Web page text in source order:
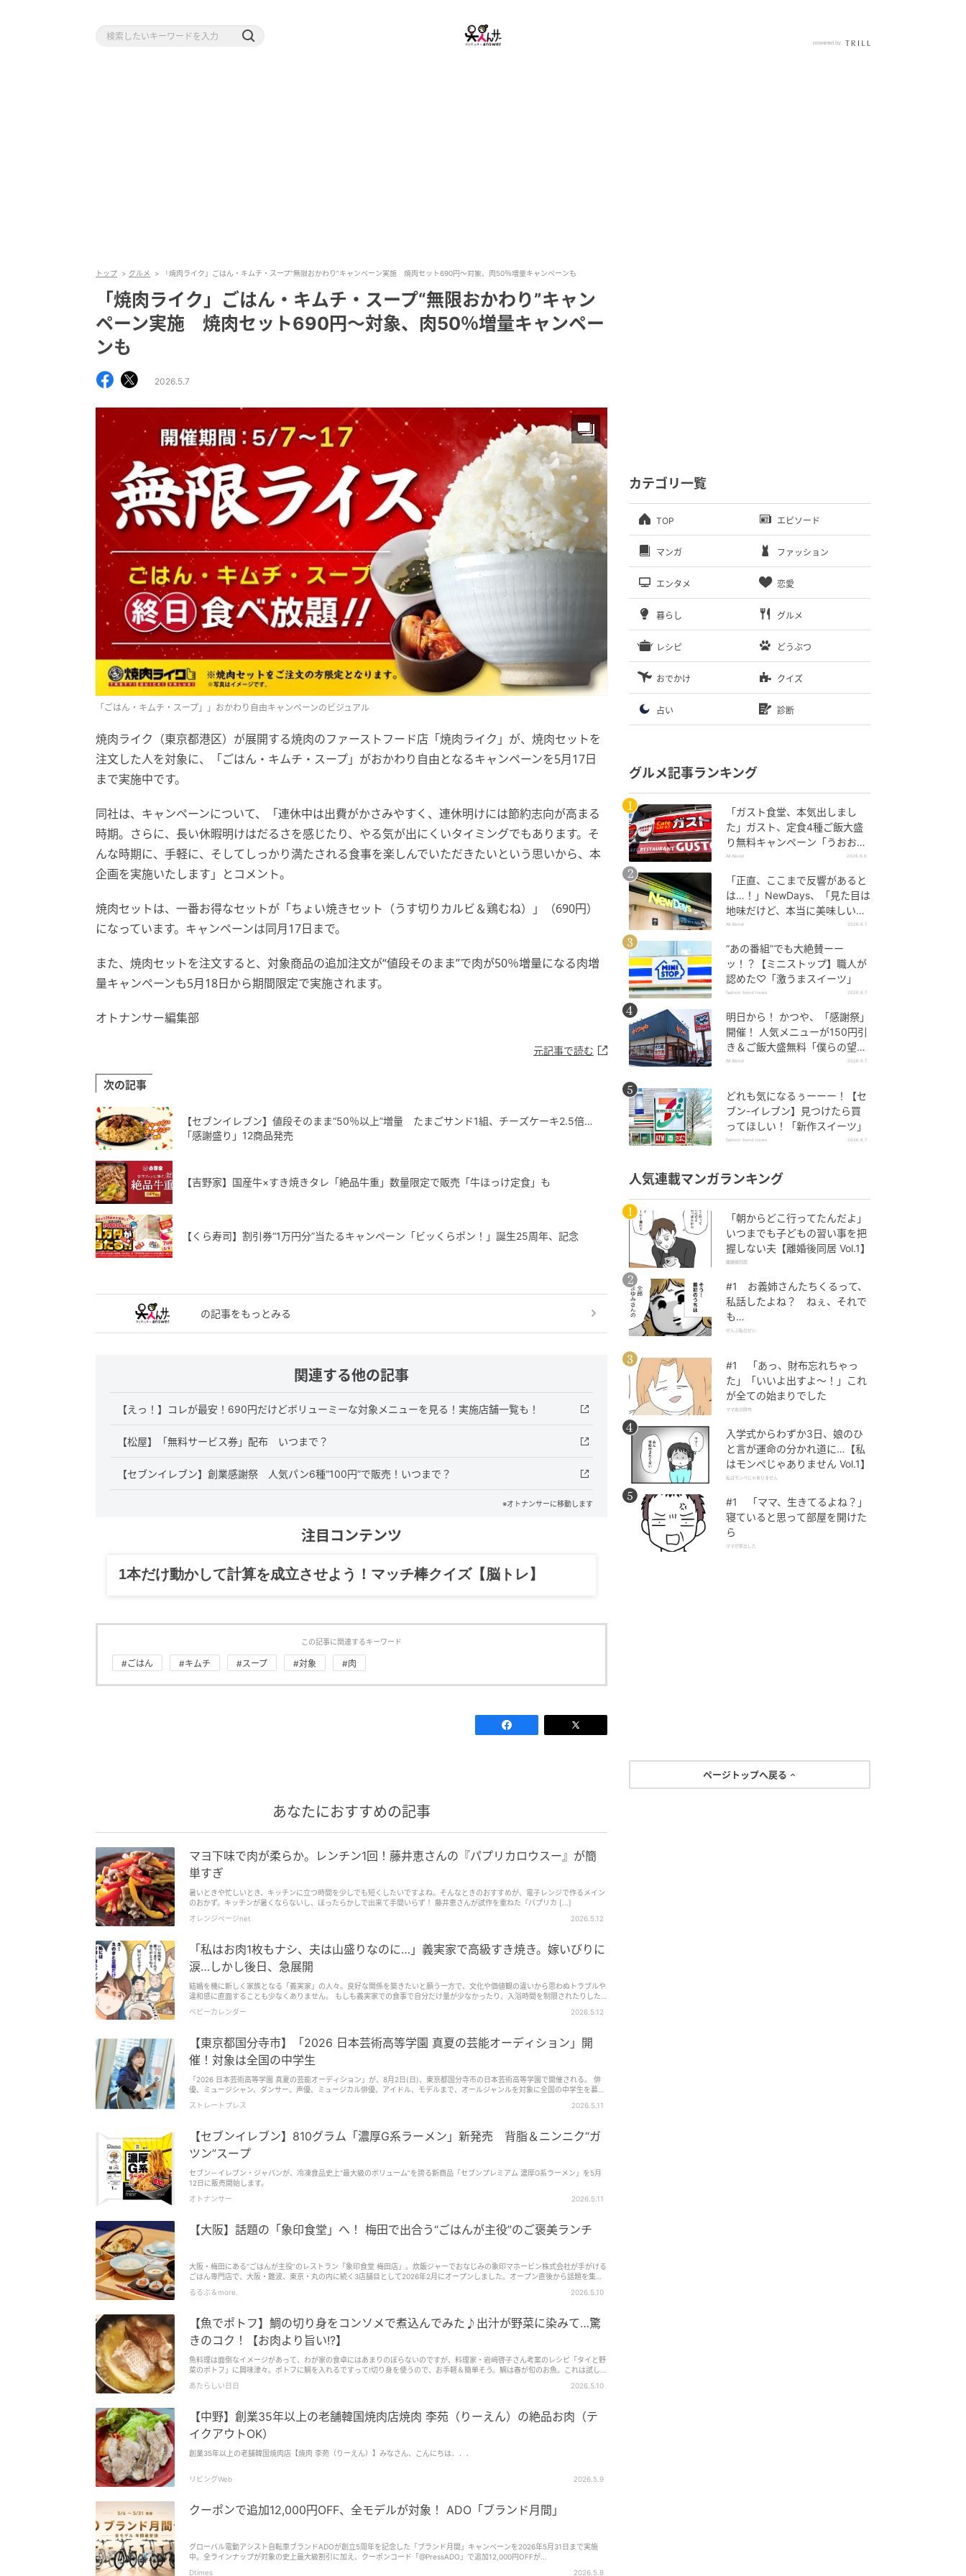
トップ グルメ 「焼肉ライク」ごはん・キムチ・スープ“無限おかわり”キャンペーン実施 焼肉セット690円～対象、肉50％増量キャンペーンも
「焼肉ライク」ごはん・キムチ・スープ“無限おかわり”キャン
ペーン実施 焼肉セット690円～対象、肉50％増量キャンペー
ンも
2026.5.7
「ごはん・キムチ・スープ」」おかわり自由キャンペーンのビジュアル
焼肉ライク（東京都港区）が展開する焼肉のファーストフード店「焼肉ライク」が、焼肉セットを
注文した人を対象に、「ごはん・キムチ・スープ」がおかわり自由となるキャンペーンを5月17日
まで実施中です。
同社は、キャンペーンについて、「連休中は出費がかさみやすく、連休明けには節約志向が高まる
時期。さらに、長い休暇明けはだるさを感じたり、やる気が出にくいタイミングでもあります。そ
んな時期に、手軽に、そしてしっかり満たされる食事を楽しんでいただきたいという思いから、本
企画を実施いたします」とコメント。
焼肉セットは、一番お得なセットが「ちょい焼きセット（うす切りカルビ＆鶏むね）」（690円）
になっています。キャンペーンは同月17日まで。
また、焼肉セットを注文すると、対象商品の追加注文が“値段そのまま”で肉が50％増量になる肉増
量キャンペーンも5月18日から期間限定で実施されます。
オトナンサー編集部
元記事で読む
次の記事
【セブンイレブン】値段そのまま“50％以上”増量 たまごサンド1組、チーズケーキ2.5倍…
「感謝盛り」12商品発売
【吉野家】国産牛×すき焼きタレ「絶品牛重」数量限定で販売「牛ほっけ定食」も
【くら寿司】割引券“1万円分”当たるキャンペーン「ビッくらポン！」誕生25周年、記念
の記事をもっとみる
関連する他の記事
【えっ！】コレが最安！690円だけどボリューミーな対象メニューを見る！実施店舗一覧も！
【松屋】「無料サービス券」配布 いつまで？
【セブンイレブン】創業感謝祭 人気パン6種“100円”で販売！いつまで？
※オトナンサーに移動します
注目コンテンツ
グルメ、ギャグ、子育て、旅行記……全部、読めます。
この記事に関連するキーワード
#ごはん #キムチ #スープ #対象 #肉
あなたにおすすめの記事
マヨ下味で肉が柔らか。レンチン1回！藤井恵さんの『パプリカロウスー』が簡
単すぎ
暑いときや忙しいとき、キッチンに立つ時間を少しでも短くしたいですよね。そんなときのおすすめが、電子レンジで作るメイン
のおかず。キッチンが暑くならないし、ほったらかしで出来て手間いらず！ 藤井恵さんが試作を重ねた『パプリカ [...]
オレンジページnet
2026.5.12
「私はお肉1枚もナシ、夫は山盛りなのに…」義実家で高級すき焼き。嫁いびりに
涙…しかし後日、急展開
結婚を機に新しく家族となる「義実家」の人々。良好な関係を築きたいと願う一方で、文化や価値観の違いから思わぬトラブルや
違和感に直面することも少なくありません。 もしも義実家での食事で自分だけ量が少なかったり、入浴時間を制限されたりした
まつわる体験談をご紹介します。意地悪に思える義母の行動……その意図とは！？
ベビーカレンダー 2026.5.12
【東京都国分寺市】「2026 日本芸術高等学園 真夏の芸能オーディション」開
催！対象は全国の中学生
「2026 日本芸術高等学園 真夏の芸能オーディション」が、8月2日(日)、東京都国分寺市の日本芸術高等学園で開催される。 俳
優、ミュージシャン、ダンサー、声優、ミュージカル俳優、アイドル、モデルまで、オールジャンルを対象に全国の中学生を募
加費は無料だ。 日本芸術高等学園について 日本芸術高等学園は、俳優、ミュージシャン、ダンサー、声優、ミュージカル俳優な
紀の長きにわたり、才能あふれるエンターテイナーたちを大勢輩出してきた。 中学生を対象としたオーディションを開催 今回、
「2026 日本芸術高等学園 真夏の芸能オーディション」が開催される。現在、参加者を募集している。応募資格は中学1年生～3年
生で、特定の芸能プロダクションに所属していない人。応募締め切りは7月27日(月)。 オーディション内容は30秒間のパフォーマ
ンスで、歌、楽器演奏、演技、ダンスなど、自分の一番自信のあるジャンルで勝負できる。何をするかは自分次第だ。ただし、音
源の使用はできない。 なお、必ず保護者の同意を得た上でエントリーする必要がある。今回のオーディション応募による審査費
用は一切発生しないが、審査会場への移動など、審査過程における会場への交通費は各自の負担となる。 また、X、Instagram、
報は、下記の詳細ページから確認を。 「2026 日本芸術高等学園 真夏の芸能オーディション」はもちろん、この機会に日本芸術
https://ngk.nichigei.ac.jp 日本芸術高等学園Instagram：https://www.instagram.com/nichigei_photography (ソルトピーチ)
ストレートプレス 2026.5.11
【セブンイレブン】810グラム「濃厚G系ラーメン」新発売 背脂＆ニンニク“ガ
ツン”スープ
セブン－イレブン・ジャパンが、冷凍食品史上“最大級のボリューム”を誇る新商品「セブンプレミアム 濃厚G系ラーメン」を5月
12日に販売開始します。
オトナンサー
2026.5.11
【大阪】話題の「象印食堂」へ！ 梅田で出合う“ごはんが主役”のご褒美ランチ
大阪・梅田にある“ごはんが主役”のレストラン「象印食堂 梅田店」。炊飯ジャーでおなじみの象印マホービン株式会社が手がける
ごはん専門店で、大阪・難波、東京・丸の内に続く3店舗目として2026年2月にオープンしました。オープン直後から話題を集
るるぶ＆more. 2026.5.10
【魚でポトフ】鯛の切り身をコンソメで煮込んでみた♪出汁が野菜に染みて…驚
きのコク！【お肉より旨い!?】
魚料理は面倒なイメージがあって、わが家の食卓にはあまりのぼらないのですが、料理家・岩﨑啓子さん考案のレシピ「タイと野
菜のポトフ」に興味津々。ポトフに鯛を入れるですって!切り身を使うので、お手軽＆簡単そう。鯛は春が旬のお魚。これは試して
あたらしい日日 2026.5.10
【中野】創業35年以上の老舗韓国焼肉店焼肉 李苑（りーえん）の絶品お肉（テ
イクアウトOK）
創業35年以上の老舗韓国焼肉店【焼肉 李苑（りーえん）】みなさん、こんにちは．．．
リビングWeb 2026.5.9
クーポンで追加12,000円OFF、全モデルが対象！ ADO「ブランド月間」
グローバル電動アシスト自転車ブランドADOが創立5周年を記念した「ブランド月間」キャンペーンを2026年5月31日まで実施
中。全ラインナップが対象の史上最大級割引に加え、クーポンコード「@PressADO」で追加12,000円OFFが...
Dtimes
2026.5.8
カテゴリ一覧
TOP エピソード
マンガ ファッション
エンタメ 恋愛
暮らし グルメ
レシピ どうぶつ
おでかけ クイズ
占い 診断
グルメ記事ランキング
「ガスト食堂、本気出しまし
た」ガスト、定食4種ご飯大盛
り無料キャンペーン「うおおお
おおうまそう」
All About 2026.8.6
「正直、ここまで反響があると
は…！」NewDays、「見た目は
地味だけど、本当に美味しい」
話題の弁当が再登場
All About 2026.8.7
“あの番組”でも大絶賛ーー
ッ！？【ミニストップ】職人が
認めた♡「激うまスイーツ」
fashion trend news 2026.8.7
明日から！ かつや、「感謝祭」
開催！ 人気メニューが150円引
き＆ご飯大盛無料「僕らの望ん
だ感謝祭だ」
All About 2026.8.7
どれも気になるぅーーー！【セ
ブン-イレブン】見つけたら買
ってほしい！「新作スイーツ」
fashion trend news 2026.8.7
人気連載マンガランキング
「朝からどこ行ってたんだよ」
いつまでも子どもの習い事を把
握しない夫【離婚後同居 Vol.1】
離婚後同居
#1 お義姉さんたちくるって、
私話したよね？ ねぇ、それで
も…
ぜんぶ私のせい
#1 「あっ、財布忘れちゃっ
た」「いいよ出すよ〜！」これ
が全ての始まりでした
ママ友の財布
入学式からわずか3日、娘のひ
と言が運命の分かれ道に…【私
はモンペじゃありません Vol.1】
私はモンペじゃありません
#1 「ママ、生きてるよね？」
寝ていると思って部屋を開けた
ら
ママが家出した
ページトップへ戻る